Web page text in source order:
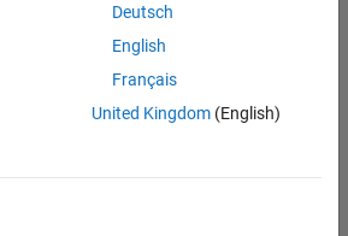
Deutsch
English
Français
United Kingdom(English)